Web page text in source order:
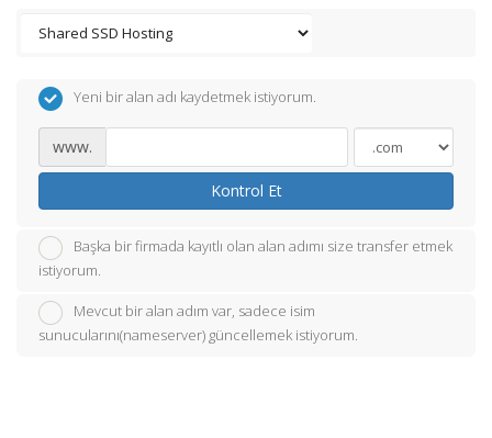
Yeni bir alan adı kaydetmek istiyorum.
www.
Kontrol Et
Başka bir firmada kayıtlı olan alan adımı size transfer etmek
istiyorum.
Mevcut bir alan adım var, sadece isim
sunucularını(nameserver) güncellemek istiyorum.